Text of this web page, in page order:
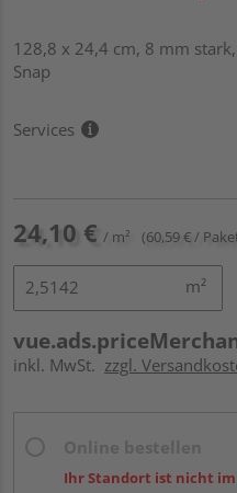
128,8 x 24,4 cm, 8 mm
Snap
Services
24,10 € / m² (60,59 € /
m²
inkl. MwSt. zzgl.
Ihr Standort ist nicht